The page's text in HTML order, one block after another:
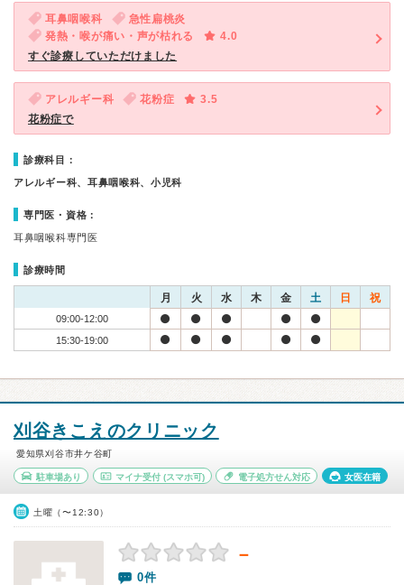
耳鼻咽喉科
急性扁桃炎
発熱・喉が痛い・声が枯れる
4.0
すぐ診療していただけました
アレルギー科 花粉症
3.5
花粉症で
診療科目：
アレルギー科、耳鼻咽喉科、小児科
専門医・資格：
耳鼻咽喉科専門医
診療時間
月 火 水 木 金 土 日 祝
09:00-12:00
15:30-19:00
刈谷きこえのクリニック
愛知県刈谷市井ケ谷町
駐車場あり マイナ受付(スマホ可) 電子処方せん対応 女医在籍
土曜（〜12:30）
－
0件